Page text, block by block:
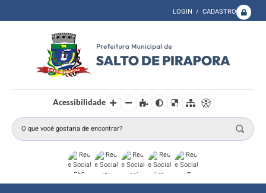
LOGIN / CADASTRO
Acessibilidade